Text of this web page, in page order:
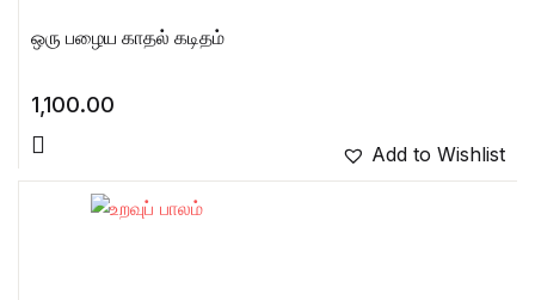
ஒரு பழைய காதல் கடிதம்
1,100.00
Add to Wishlist